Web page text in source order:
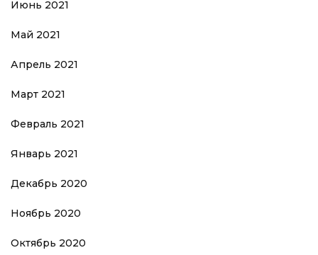
Июнь 2021
Май 2021
Апрель 2021
Март 2021
Февраль 2021
Январь 2021
Декабрь 2020
Ноябрь 2020
Октябрь 2020